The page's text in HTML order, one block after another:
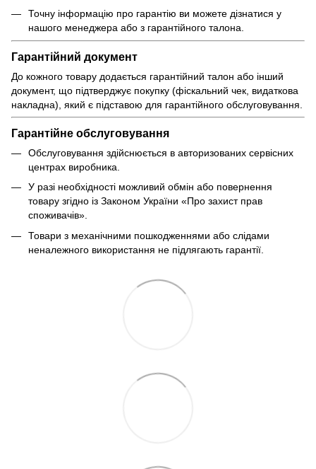
Точну інформацію про гарантію ви можете дізнатися у
нашого менеджера або з гарантійного талона.
Гарантійний документ
До кожного товару додається гарантійний талон або інший
документ, що підтверджує покупку (фіскальний чек, видаткова
накладна), який є підставою для гарантійного обслуговування.
Гарантійне обслуговування
Обслуговування здійснюється в авторизованих сервісних
центрах виробника.
У разі необхідності можливий обмін або повернення
товару згідно із Законом України «Про захист прав
споживачів».
Товари з механічними пошкодженнями або слідами
неналежного використання не підлягають гарантії.